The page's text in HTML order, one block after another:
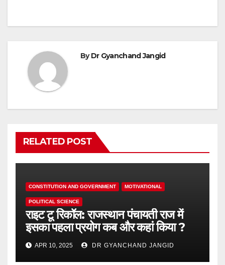
ByDr Gyanchand Jangid
RELATED POST
CONSTITUTION AND GOVERNMENT MOTIVATIONAL
POLITICAL SCIENCE
राइट टू रिकॉल: राजस्थान पंचायती राज में
इसका पहला प्रयोग कब और कहां किया ?
APR 10, 2025 DR GYANCHAND JANGID